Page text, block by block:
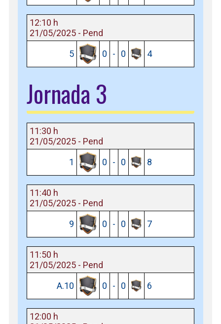
12:10 h
21/05/2025 - Pend
5
0 - 0 4
Jornada 3
11:30 h
21/05/2025 - Pend
1
0 - 0 8
11:40 h
21/05/2025 - Pend
9
0 - 0 7
11:50 h
21/05/2025 - Pend
A.10
0 - 0 6
12:00 h